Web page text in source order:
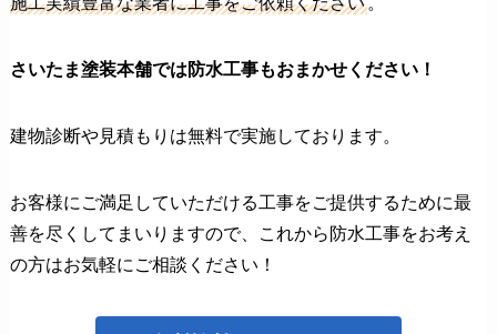
さいたま塗装本舗では防水工事もおまかせください！
建物診断や見積もりは無料で実施しております。
お客様にご満足していただける工事をご提供するために最
善を尽くしてまいりますので、これから防水工事をお考え
の方はお気軽にご相談ください！